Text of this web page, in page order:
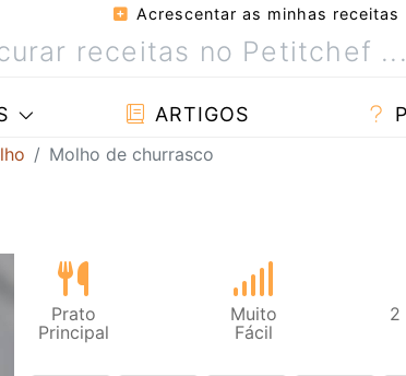
Acrescentar as minhas receitas
ARTIGOS
Molho de churrasco
Prato
Principal
Muito
Fácil
2